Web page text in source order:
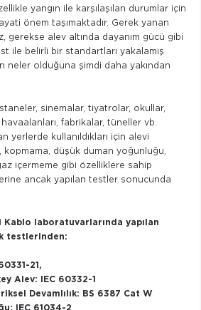
yangın ile karşılaşılan durumlar için
önem taşımaktadır. Gerek yanan
gerekse alev altında dayanım gücü gibi
ile belirli bir standartları yakalamış
neler olduğuna şimdi daha yakından
sinemalar, tiyatrolar, okullar,
fabrikalar, tüneller vb.
yerlerde kullanıldıkları için alevi
kopmama, düşük duman yoğunluğu,
gaz içermeme gibi özelliklere sahip
ancak yapılan testler sonucunda
laboratuvarlarında yapılan
testlerinden:
21,
Alev: IEC 60332-1
Devamlılık: BS 6387 Cat W
IEC 61034-2